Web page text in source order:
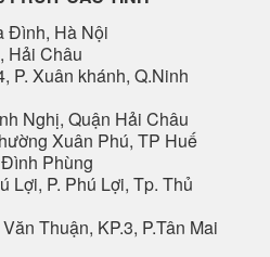
Đình, Hà Nội
Hải Châu
P. Xuân khánh, Q.Ninh
Nghị, Quận Hải Châu
Xuân Phú, TP Huế
Phùng
Lợi, P. Phú Lợi, Tp. Thủ
Thuận, KP.3, P.Tân Mai